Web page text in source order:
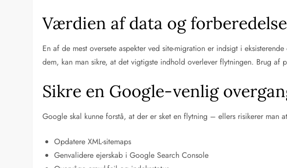
Værdien af data og forberedelse
En af de mest oversete aspekter ved site-migration er indsigt i
dem, kan man sikre, at det vigtigste indhold overlever flytningen. Brug
Sikre en Google-venlig
Google skal kunne forstå, at der er sket en flytning – ellers risikerer man
Opdatere XML-sitemaps
Genvalidere ejerskab i Google Search Console